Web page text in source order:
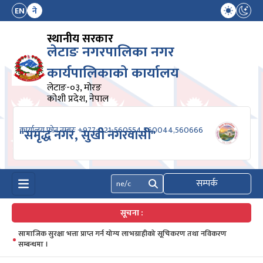
EN ने
स्थानीय सरकार
लेटाङ नगरपालिका नगर
कार्यपालिकाको कार्यालय
लेटाङ-०३, मोरङ
कोशी प्रदेश, नेपाल
कार्यालय फोन नम्बरः +977-021-560554,560044,560666
"समृद्ध नगर, सुखी नगरवासी"
खोज्नुहोस् सम्पर्क
सूचना :
सामाजिक सुरक्षा भत्ता प्राप्त गर्न योग्य लाभग्राहीको सूचिकरण तथा नविकरण
सम्बन्धमा ।